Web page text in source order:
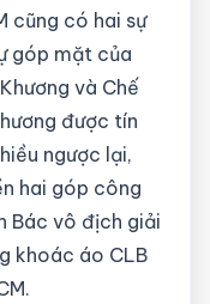
cũng có hai sự
góp mặt của
và Chế
được tín
ngược lại,
hai góp công
Bác vô địch giải
khoác áo CLB